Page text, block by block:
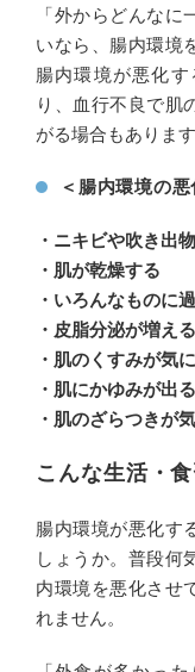
「外からどんな
いなら、腸内環境
腸内環境が悪化
り、血行不良で肌
がる場合もありま
＜腸内環境の
・ニキビや吹き出
・肌が乾燥する
・いろんなものに
・皮脂分泌が増える
・肌のくすみが気
・肌にかゆみが出る
・肌のざらつきが
こんな生活・
腸内環境が悪化す
しょうか。普段何
内環境を悪化させ
れません。